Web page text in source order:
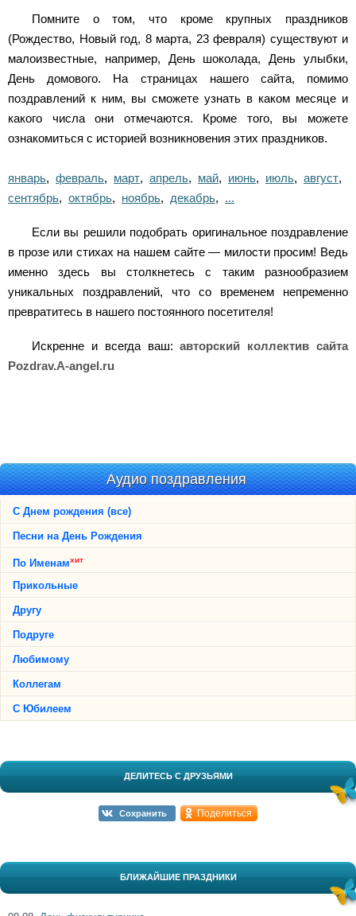
Помните о том, что кроме крупных праздников
(Рождество, Новый год, 8 марта, 23 февраля) существуют и
малоизвестные, например, День шоколада, День улыбки,
День домового. На страницах нашего сайта, помимо
поздравлений к ним, вы сможете узнать в каком месяце и
какого числа они отмечаются. Кроме того, вы можете
ознакомиться с историей возникновения этих праздников.
январь, февраль, март, апрель, май, июнь, июль, август,
сентябрь, октябрь, ноябрь, декабрь, ...
Если вы решили подобрать оригинальное поздравление
в прозе или стихах на нашем сайте — милости просим! Ведь
именно здесь вы столкнетесь с таким разнообразием
уникальных поздравлений, что со временем непременно
превратитесь в нашего постоянного посетителя!
Искренне и всегда ваш:авторский коллектив сайта
Pozdrav.A-angel.ru
Аудио поздравления
С Днем рождения (все)
Песни на День Рождения
По Именамхит
Прикольные
Другу
Подруге
Любимому
Коллегам
С Юбилеем
ДЕЛИТЕСЬ С ДРУЗЬЯМИ
Сохранить Поделиться
БЛИЖАЙШИЕ ПРАЗДНИКИ